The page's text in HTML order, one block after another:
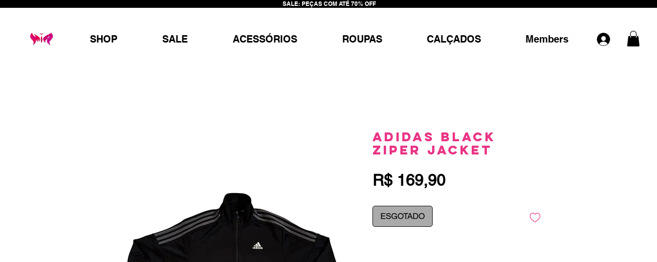
SALE: PEÇAS COM ATÉ 70% OFF
SHOP SALE ACESSÓRIOS ROUPAS CALÇADOS Members
Adidas Black
Ziper Jacket
R$ 169,90Preço
ESGOTADO